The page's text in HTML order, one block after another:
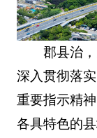
郡县治
深入贯彻落
重要指示精
各具特色的